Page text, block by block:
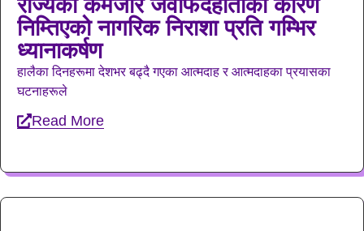
राज्यको कमजोर जवाफदेहीताका कारण
निम्तिएको नागरिक निराशा प्रति गम्भिर
ध्यानाकर्षण
हालैका दिनहरूमा देशभर बढ्दै गएका आत्मदाह र आत्मदाहका प्रयासका
घटनाहरूले
Read More